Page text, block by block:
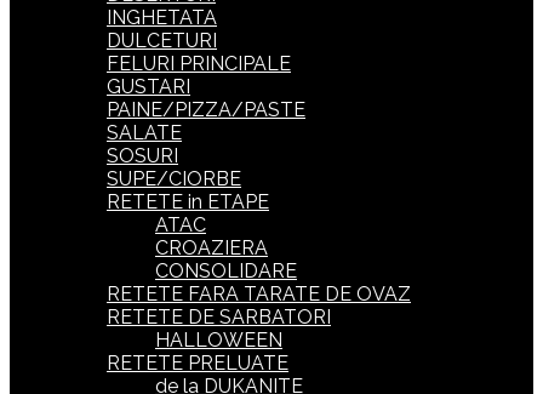
INGHETATA
DULCETURI
FELURI PRINCIPALE
GUSTARI
PAINE/PIZZA/PASTE
SALATE
SOSURI
SUPE/CIORBE
RETETE in ETAPE
ATAC
CROAZIERA
CONSOLIDARE
RETETE FARA TARATE DE OVAZ
RETETE DE SARBATORI
HALLOWEEN
RETETE PRELUATE
de la DUKANITE